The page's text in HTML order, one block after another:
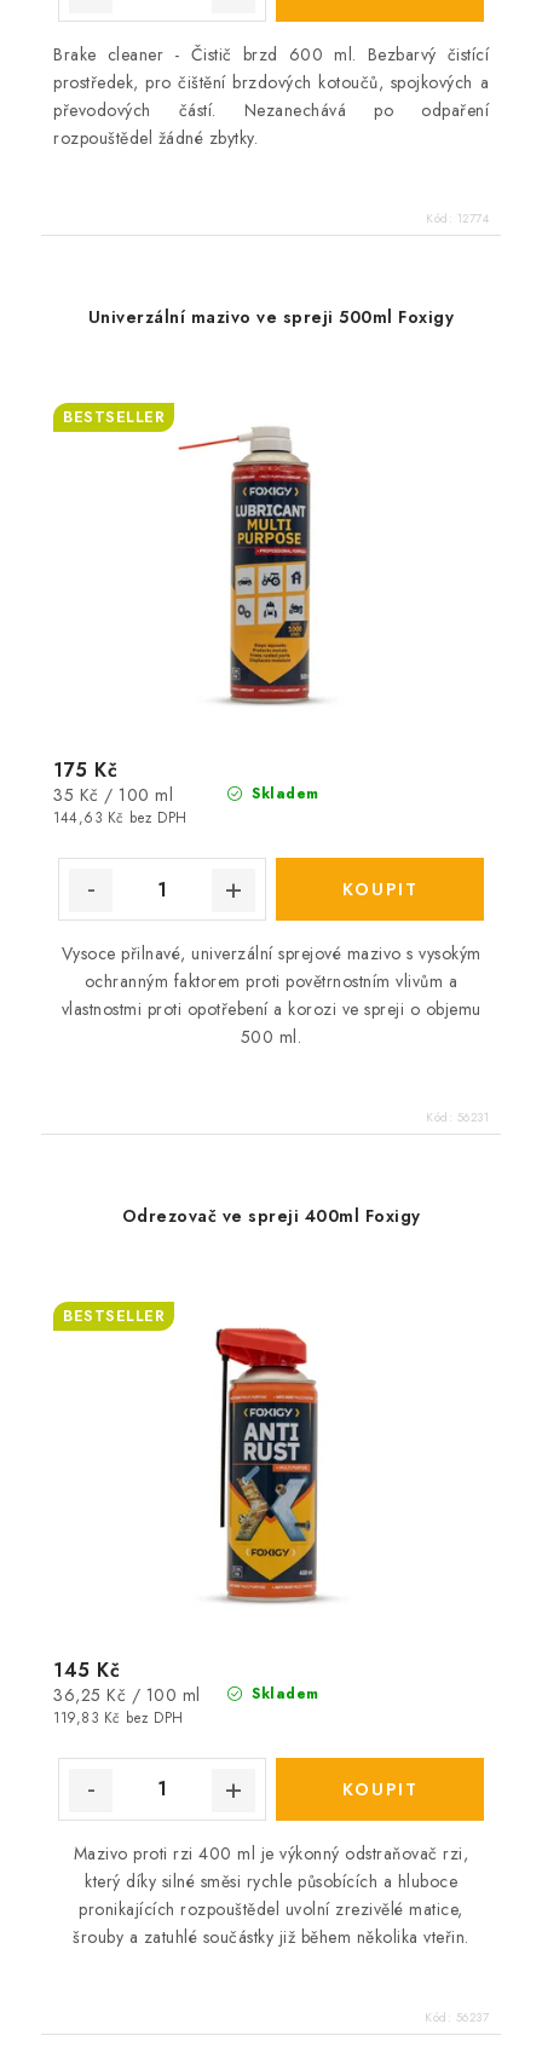
Brake cleaner - Čistič brzd 600 ml. Bezbarvý čistící
prostředek, pro čištění brzdových kotoučů, spojkových a
převodových částí. Nezanechává po odpaření
rozpouštědel žádné zbytky.
Kód: 12774
Univerzální mazivo ve spreji 500ml Foxigy
BESTSELLER
Skladem
144,63 Kč bez DPH
175 Kč
Měrná
cena:
35 Kč / 100 ml
Vysoce přilnavé, univerzální sprejové mazivo s vysokým
ochranným faktorem proti povětrnostním vlivům a
vlastnostmi proti opotřebení a korozi ve spreji o objemu
500 ml.
Kód: 56231
Odrezovač ve spreji 400ml Foxigy
BESTSELLER
Skladem
119,83 Kč bez DPH
145 Kč
Měrná
cena:
36,25 Kč / 100 ml
Mazivo proti rzi 400 ml je výkonný odstraňovač rzi,
který díky silné směsi rychle působících a hluboce
pronikajících rozpouštědel uvolní zrezivělé matice,
šrouby a zatuhlé součástky již během několika vteřin.
Kód: 56237